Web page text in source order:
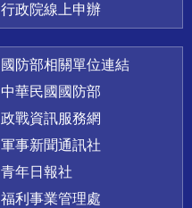
行政院線上申辦
國防部相關單位連結
中華民國國防部
政戰資訊服務網
軍事新聞通訊社
青年日報社
福利事業管理處